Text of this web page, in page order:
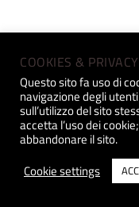
Posted on
L’ANIENE
COOKIES & PRIVACY
Questo sito fa uso di
navigazione degli
sull’utilizzo del sito
accetta l’uso dei
abbandonare il sito.
Cookie settings